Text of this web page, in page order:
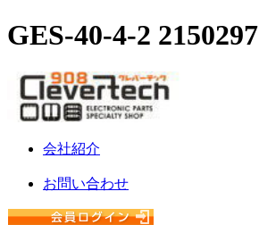
GES-40-4-2 2150297
会社紹介
お問い合わせ